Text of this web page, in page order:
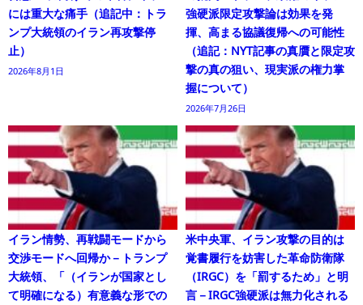
には重大な痛手（追記中：トラ
ンプ大統領のイラン再攻撃停
止）
2026年8月1日
強硬派限定攻撃論は効果を発
揮、高まる協議復帰への可能性
（追記：NYT記事の真贋と限定攻
撃の真の狙い、現実派の権力掌
握について）
2026年7月26日
イラン情勢、再戦闘モードから
交渉モードへ回帰か－トランプ
大統領、「（イランが国家とし
て明確になる）有意義な形での
米中央軍、イラン攻撃の目的は
覚書履行を妨害した革命防衛隊
（IRGC）を「罰するため」と明
言－IRGC強硬派は無力化される